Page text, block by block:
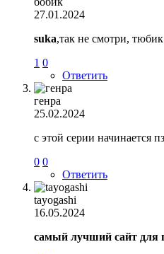
27.01.2024
suka,так не смотри, тюбик
1 0
Ответить
генра
25.02.2024
с этой серии начинается
0 0
Ответить
tayogashi
16.05.2024
самый лучший сайт для